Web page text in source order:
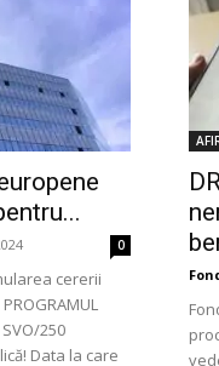
0
cererii
250
Data la care